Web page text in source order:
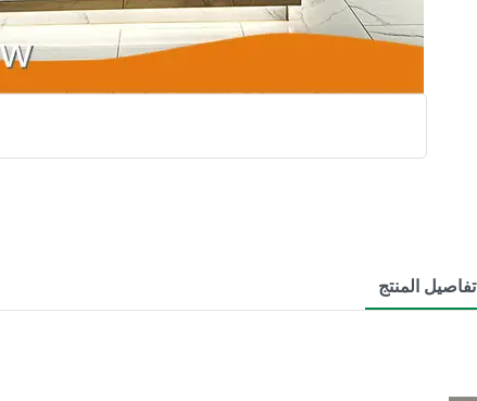
تفاصيل المنتج